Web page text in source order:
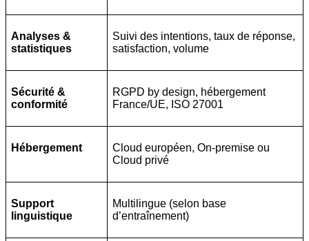
Analyses &
statistiques
Suivi des intentions, taux de réponse,
satisfaction, volume
Sécurité &
conformité
RGPD by design, hébergement
France/UE, ISO 27001
Hébergement
Cloud européen, On-premise ou
Cloud privé
Support
linguistique
Multilingue (selon base
d’entraînement)